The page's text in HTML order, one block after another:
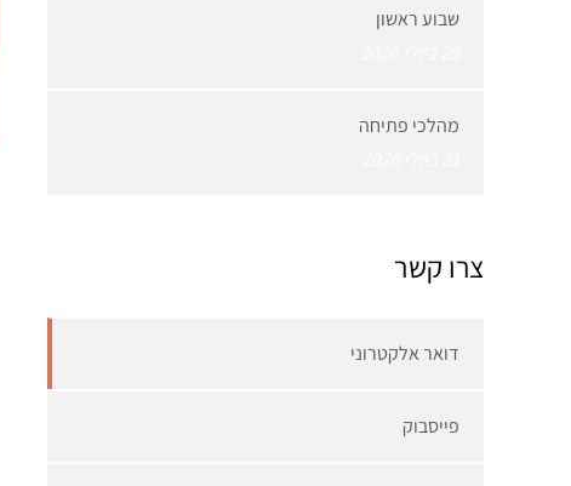
שבוע ראשון
מהלכי פתיחה
צרו קשר
דואר אלקטרוני
פייסבוק